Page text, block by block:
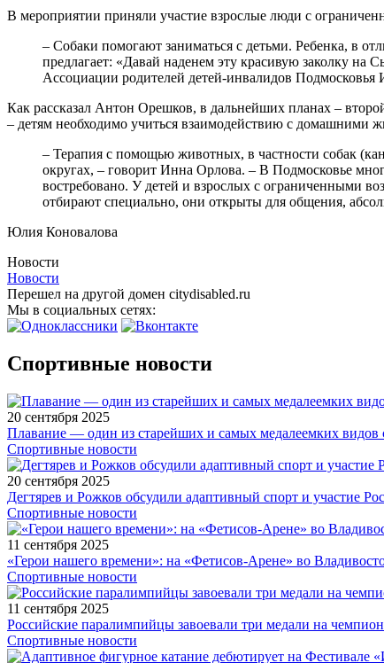
В мероприятии приняли участие взрослые люди с
– Собаки помогают заниматься с детьми. Ребенка, в
предлагает: «Давай наденем эту красивую заколку на
Ассоциации родителей детей-инвалидов Подмосковья
Как рассказал Антон Орешков, в дальнейших планах –
– детям необходимо учиться взаимодействию с домашними
– Терапия с помощью животных, в частности собак
округах, – говорит Инна Орлова. – В Подмосковье
востребовано. У детей и взрослых с ограниченными
отбирают специально, они открыты для общения,
Юлия Коновалова
Новости
Новости
Перешел на другой домен citydisabled.ru
Мы в социальных сетях:
Спортивные новости
20 сентября 2025
Плавание — один из старейших и самых медалеемких видов
Спортивные новости
20 сентября 2025
Дегтярев и Рожков обсудили адаптивный спорт и участие
Спортивные новости
11 сентября 2025
«Герои нашего времени»: на «Фетисов-Арене» во
Спортивные новости
11 сентября 2025
Российские паралимпийцы завоевали три медали на
Спортивные новости